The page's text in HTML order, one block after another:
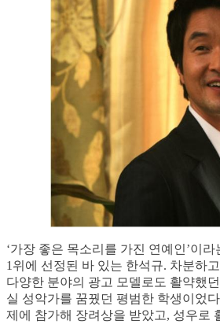
‘가장 좋은 목소리를 가진 연예인’이
1위에 선정된 바 있는 한석규. 차분하
다양한 분야의 광고 모델로도 활약했
실 성악가를 꿈꿨던 평범한 학생이었
제에 참가해 장려상을 받았고, 성우로